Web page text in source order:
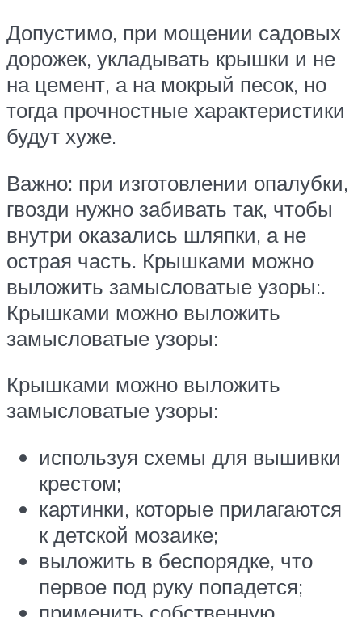
Допустимо, при мощении садовых
дорожек, укладывать крышки и не
на цемент, а на мокрый песок, но
тогда прочностные характеристики
будут хуже.
Важно: при изготовлении опалубки,
гвозди нужно забивать так, чтобы
внутри оказались шляпки, а не
острая часть. Крышками можно
выложить замысловатые узоры:.
Крышками можно выложить
замысловатые узоры:
Крышками можно выложить
замысловатые узоры:
используя схемы для вышивки
крестом;
картинки, которые прилагаются
к детской мозаике;
выложить в беспорядке, что
первое под руку попадется;